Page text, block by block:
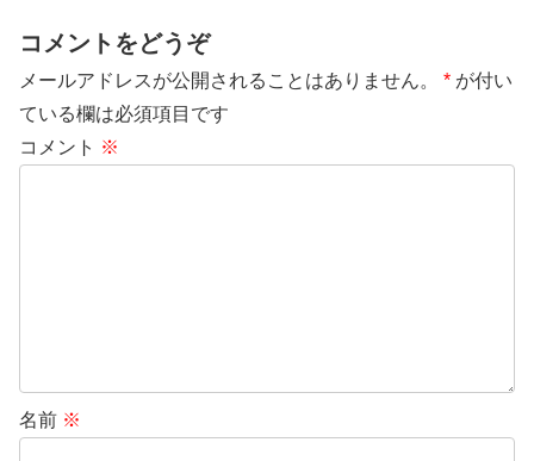
コメントをどうぞ
メールアドレスが公開されることはありません。 * が付い
ている欄は必須項目です
コメント ※
名前 ※